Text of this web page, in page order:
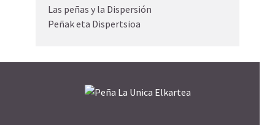
Las peñas y la Dispersión
Peñak eta Dispertsioa